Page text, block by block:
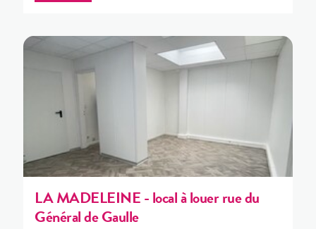
LA MADELEINE - local à louer rue du
Général de Gaulle